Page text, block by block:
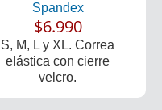
Spandex
$6.990
S, M, L y XL. Correa
elástica con cierre
velcro.